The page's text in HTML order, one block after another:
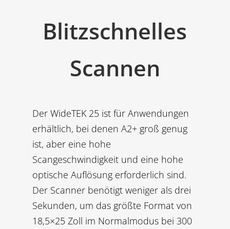
Blitzschnelles
Scannen
Der WideTEK 25 ist für Anwendungen
erhältlich, bei denen A2+ groß genug
ist, aber eine hohe
Scangeschwindigkeit und eine hohe
optische Auflösung erforderlich sind.
Der Scanner benötigt weniger als drei
Sekunden, um das größte Format von
18,5×25 Zoll im Normalmodus bei 300